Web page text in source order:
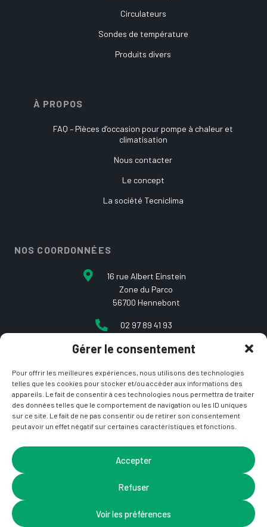
Gérer le consentement
Pour offrir les meilleures expériences, nous utilisons des technologies
telles que les cookies pour stocker et/ou accéder aux informations des
appareils. Le fait de consentir à ces technologies nous permettra de traiter
des données telles que le comportement de navigation ou les ID uniques
sur ce site. Le fait de ne pas consentir ou de retirer son consentement
peut avoir un effet négatif sur certaines caractéristiques et fonctions.
Accepter
Refuser
Voir les préférences
Circulateurs
Sondes de température
Produits divers
À PROPOS
FAQ – Pièces d’occasion pour pompe à chaleur et
climatisation
Nous contacter
Le concept
La société Tecniclima
NOS COORDONNÉES
16 rue Albert Einstein
Zone du Parco
56700 Hennebont
02 97 89 41 93
contact@etcarepart.com
CGV– Site développé parLa Coquille Web– Design par
Nicotam